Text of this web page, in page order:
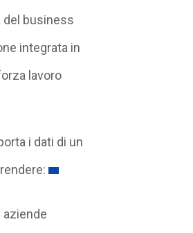
del business
integrata in
lavoro
i dati di un
aziende